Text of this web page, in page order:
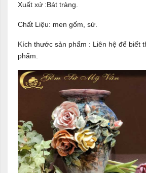
Xuất xứ :Bát tràng.
Chất Liệu: men gốm, sứ.
Kích thước sản phẩm : Liên hệ để biết
phẩm.